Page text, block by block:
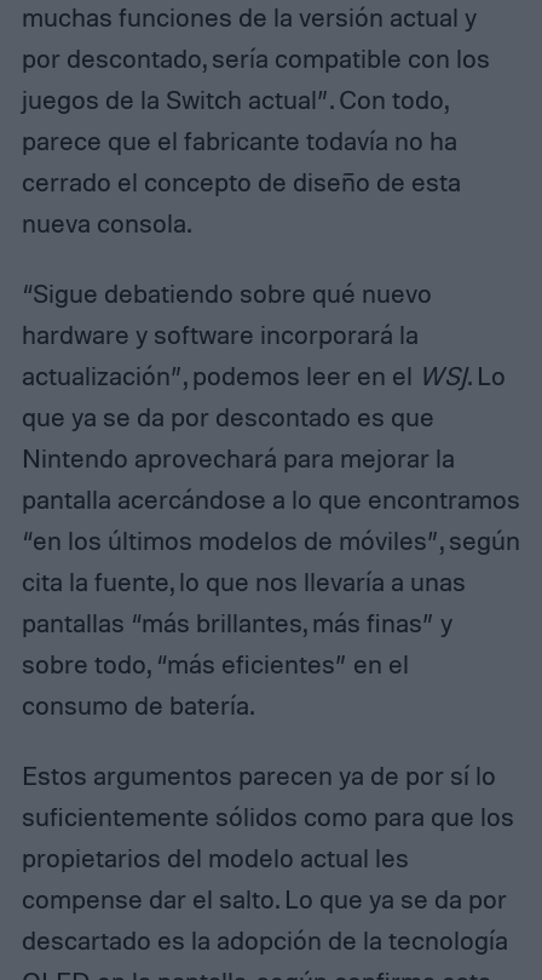
muchas funciones de la versión actual y
por descontado, sería compatible con los
juegos de la Switch actual”. Con todo,
parece que el fabricante todavía no ha
cerrado el concepto de diseño de esta
nueva consola.
“Sigue debatiendo sobre qué nuevo
hardware y software incorporará la
actualización”, podemos leer en el WSJ. Lo
que ya se da por descontado es que
Nintendo aprovechará para mejorar la
pantalla acercándose a lo que encontramos
“en los últimos modelos de móviles”, según
cita la fuente, lo que nos llevaría a unas
pantallas “más brillantes, más finas” y
sobre todo, “más eficientes” en el
consumo de batería.
Estos argumentos parecen ya de por sí lo
suficientemente sólidos como para que los
propietarios del modelo actual les
compense dar el salto. Lo que ya se da por
descartado es la adopción de la tecnología